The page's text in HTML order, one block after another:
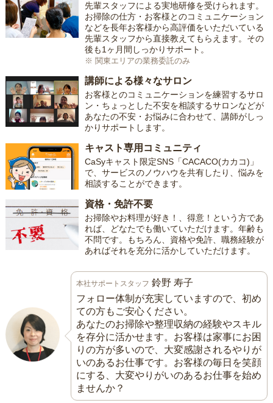
先輩スタッフによる実地研修を受けられます。
お掃除の仕方・お客様とのコミュニケーション
などを長年お客様から高評価をいただいている
先輩スタッフから直接教えてもらえます。その
後も1ヶ月間しっかりサポート。
※ 関東エリアの業務委託のみ
講師による様々なサロン
お客様とのコミュニケーションを練習するサロ
ン・ちょっとした不安を相談するサロンなどが
あなたの不安・お悩みに合わせて、講師がしっ
かりサポートします。
キャスト専用コミュニティ
CaSyキャスト限定SNS「CACACO(カカコ)」
で、サービスのノウハウを共有したり、悩みを
相談することができます。
資格・免許不要
お掃除やお料理が好き！、得意！という方であ
れば、どなたでも働いていただけます。年齢も
不問です。もちろん、資格や免許、職務経験が
あればそれを充分に活かしていただけます。
本社サポートスタッフ 鈴野 寿子
フォロー体制が充実していますので、初め
ての方もご安心ください。
あなたのお掃除や整理収納の経験やスキル
を存分に活かせます。お客様は家事にお困
りの方が多いので、大変感謝されるやりが
いのあるお仕事です。お客様の毎日を笑顔
にする、大変やりがいのあるお仕事を始め
ませんか？